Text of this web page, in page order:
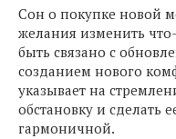
Сон о покупке новой
желания изменить
быть связано с
созданием нового
указывает на
обстановку и сделать
гармоничной.